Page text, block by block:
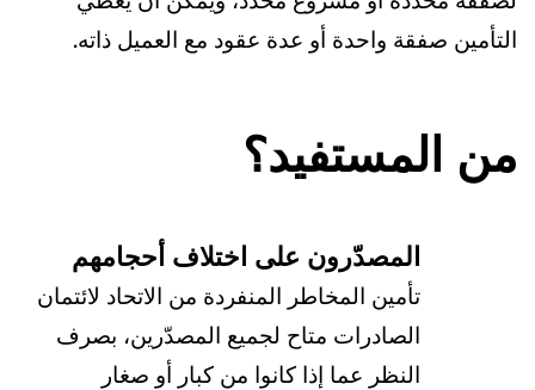
التأمين صفقة واحدة أو عدة عقود مع العميل ذاته.
من المستفيد؟
المصدّرون على اختلاف أحجامهم
تأمين المخاطر المنفردة من الاتحاد لائتمان
الصادرات متاح لجميع المصدّرين، بصرف
النظر عما إذا كانوا من كبار أو صغار